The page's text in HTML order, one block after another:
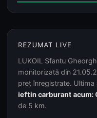
REZUMAT LIVE
LUKOIL Sfantu
monitorizată din
preț înregistrate. Ultima
ieftin carburant acum:
de 5 km.